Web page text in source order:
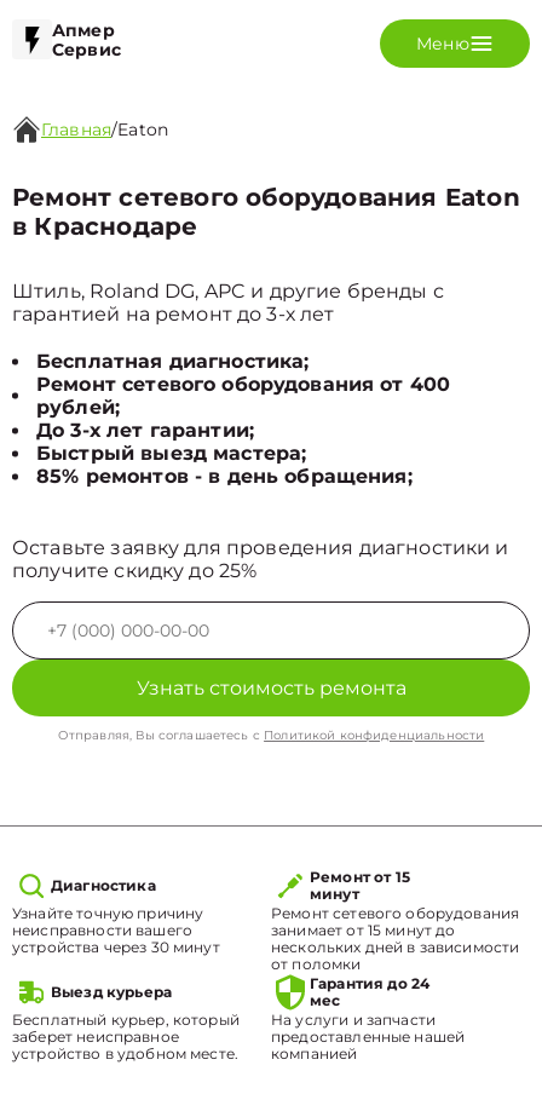
Апмер
Сервис
Меню
Главная/Eaton
Ремонт сетевого оборудования Eaton
в Краснодаре
Штиль, Roland DG, APC и другие бренды с
гарантией на ремонт до 3-х лет
Бесплатная диагностика;
Ремонт сетевого оборудования от 400
рублей;
До 3-х лет гарантии;
Быстрый выезд мастера;
85% ремонтов - в день обращения;
Оставьте заявку для проведения диагностики и
получите скидку до 25%
Узнать стоимость ремонта
Отправляя, Вы соглашаетесь с Политикой конфиденциальности
Диагностика
Узнайте точную причину
неисправности вашего
устройства через 30 минут
Ремонт от 15
минут
Ремонт сетевого оборудования
занимает от 15 минут до
нескольких дней в зависимости
от поломки
Выезд курьера
Бесплатный курьер, который
заберет неисправное
устройство в удобном месте.
Гарантия до 24
мес
На услуги и запчасти
предоставленные нашей
компанией